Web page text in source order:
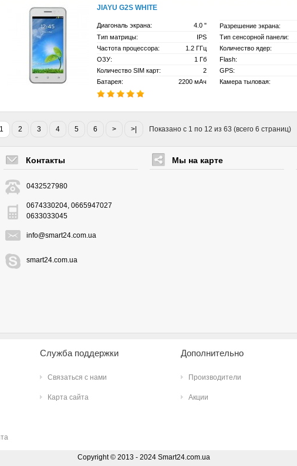
JIAYU G2S WHITE
Диагональ экрана: 4.0 " Разрешение экрана:
Тип матрицы:
IPS Тип сенсорной панели:
Частота процессора:
1.2 ГГц Количество ядер:
ОЗУ:
1 Гб Flash:
Количество SIM карт:
2 GPS:
Батарея:
2200 мАч Камера тыловая:
1 2 3 4 5 6 > >| Показано с 1 по 12 из 63 (всего 6 страниц)
Контакты
0432527980
0674330204, 0665947027
0633033045
info@smart24.com.ua
smart24.com.ua
Мы на карте
Служба поддержки
Связаться с нами
Карта сайта
Дополнительно
Производители
Акции
Copyright © 2013 - 2024 Smart24.com.ua